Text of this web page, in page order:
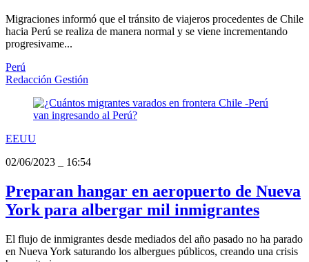
Migraciones informó que el tránsito de viajeros procedentes de Chile
hacia Perú se realiza de manera normal y se viene incrementando
progresivame...
Perú
Redacción Gestión
EEUU
02/06/2023
16:54
Preparan hangar en aeropuerto de Nueva
York para albergar mil inmigrantes
El flujo de inmigrantes desde mediados del año pasado no ha parado
en Nueva York saturando los albergues públicos, creando una crisis